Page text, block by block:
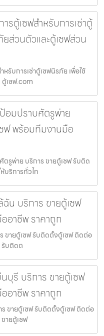
ตู้เซฟสำหรับการเช่าตู้
ส่วนตัวและตู้เซฟส่วน
บการเช่าตู้เซฟนิรภัย เพื่อใช้
เซฟ.com
อมปราบศัตรูพ่าย
ฟ พร้อมทีมงานมือ
ตรูพ่าย บริการ ขายตู้เซฟ รับติด
บริการทั่วไท
น บริการ ขายตู้เซฟ
อาชีพ ราคาถูก
ขายตู้เซฟ รับติดตั้งตู้เซฟ ติดต่อ
รับติดต
บุรี บริการ ขายตู้เซฟ
อาชีพ ราคาถูก
ขายตู้เซฟ รับติดตั้งตู้เซฟ ติดต่อ
ายตู้เซฟ